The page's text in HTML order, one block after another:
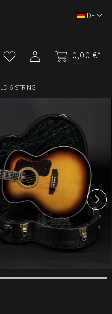
0,00 €*
DE
6-STRING